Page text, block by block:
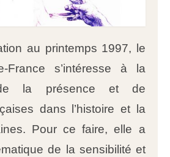
au printemps 1997, le
France s’intéresse à la
de la présence et de
dans l’histoire et la
Pour ce faire, elle a
de la sensibilité et